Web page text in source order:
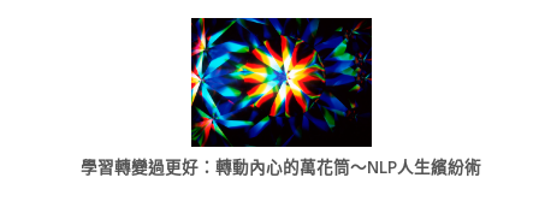
學習轉變過更好：轉動內心的萬花筒～NLP人生繽紛術